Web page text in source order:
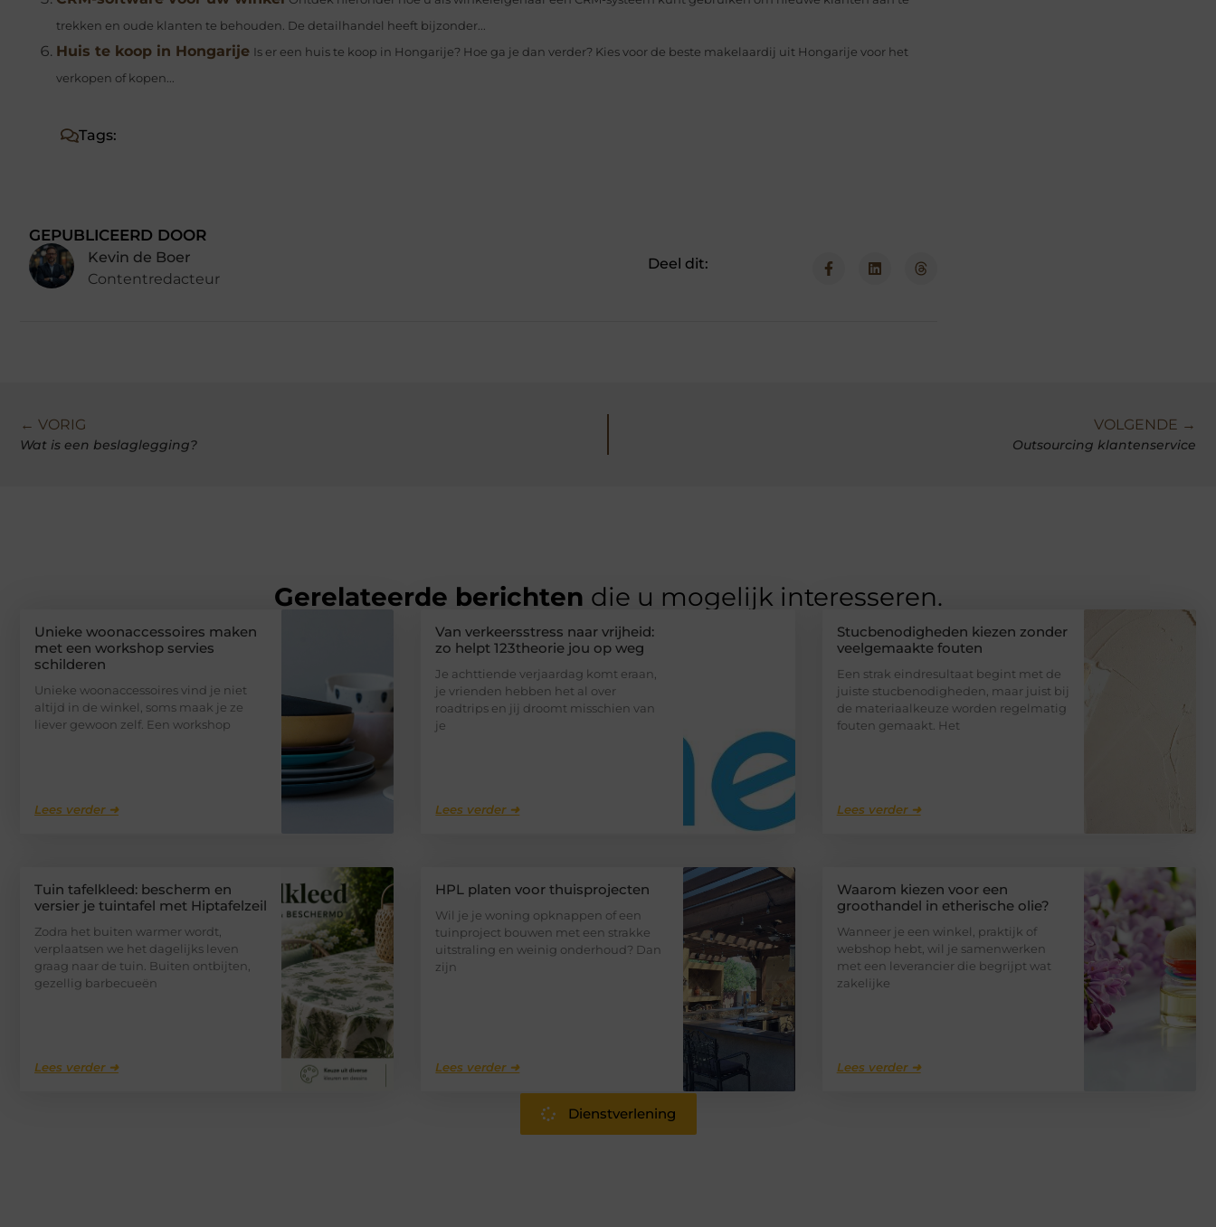
trekken en oude klanten te behouden. De detailhandel heeft bijzonder...
Huis te koop in Hongarije Is er een huis te koop in Hongarije? Hoe ga je dan verder? Kies voor de beste makelaardij uit Hongarije voor het
verkopen of kopen...
Tags:
GEPUBLICEERD DOOR
Kevin de Boer
Contentredacteur
Deel dit:
← VORIG
Wat is een beslaglegging?
VOLGENDE →
Outsourcing klantenservice
Gerelateerde berichten die u mogelijk interesseren.
Unieke woonaccessoires maken
met een workshop servies
schilderen
Unieke woonaccessoires vind je niet
altijd in de winkel, soms maak je ze
liever gewoon zelf. Een workshop
Lees verder ➜
Van verkeersstress naar vrijheid:
zo helpt 123theorie jou op weg
Je achttiende verjaardag komt eraan,
je vrienden hebben het al over
roadtrips en jij droomt misschien van
je
Lees verder ➜
Stucbenodigheden kiezen zonder
veelgemaakte fouten
Een strak eindresultaat begint met de
juiste stucbenodigheden, maar juist bij
de materiaalkeuze worden regelmatig
fouten gemaakt. Het
Lees verder ➜
Tuin tafelkleed: bescherm en
versier je tuintafel met Hiptafelzeil
Zodra het buiten warmer wordt,
verplaatsen we het dagelijks leven
graag naar de tuin. Buiten ontbijten,
gezellig barbecueën
Lees verder ➜
HPL platen voor thuisprojecten
Wil je je woning opknappen of een
tuinproject bouwen met een strakke
uitstraling en weinig onderhoud? Dan
zijn
Lees verder ➜
Waarom kiezen voor een
groothandel in etherische olie?
Wanneer je een winkel, praktijk of
webshop hebt, wil je samenwerken
met een leverancier die begrijpt wat
zakelijke
Lees verder ➜
Dienstverlening